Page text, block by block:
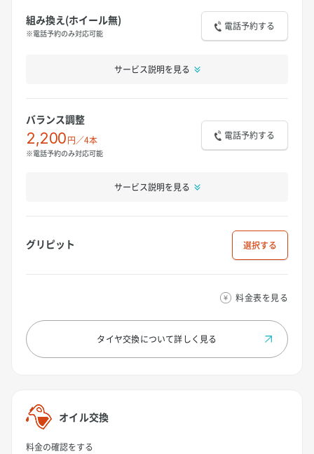
組み換え(ホイール無)
※電話予約のみ対応可能
電話予約する
サービス説明を見る
バランス調整
2,200円／4本
※電話予約のみ対応可能
電話予約する
サービス説明を見る
グリピット 選択
料金表を見る
タイヤ交換について詳しく見る
オイル交換
料金の確認をする